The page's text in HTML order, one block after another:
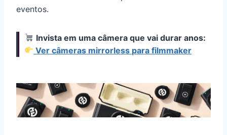
eventos.
Invista em uma câmera que vai durar anos:
Ver câmeras mirrorless para filmmaker